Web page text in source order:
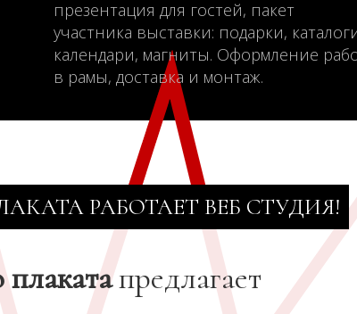
презентация для гостей, пакет
участника выставки: подарки,
календари, магниты. Оформление
в рамы, доставка и монтаж.
РАБОТАЕТ ВЕБ СТУДИЯ!
плакатапредлагает